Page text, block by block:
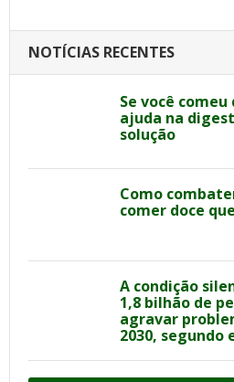
NOTÍCIAS RECENTES
Se você
ajuda na
solução
Como
comer doce
A condição
1,8 bilhão de
agravar
2030, segundo